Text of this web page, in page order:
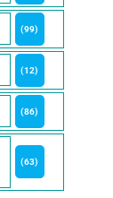
(99)
(12)
(86)
(63)